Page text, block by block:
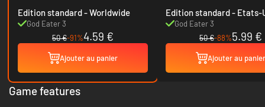
Edition standard - Worldwide
God Eater 3
50 €-91%4.59 €
Ajouter au panier
Edition standard -
God Eater 3
50 €-88%5.99 €
Ajouter au panier
Game features